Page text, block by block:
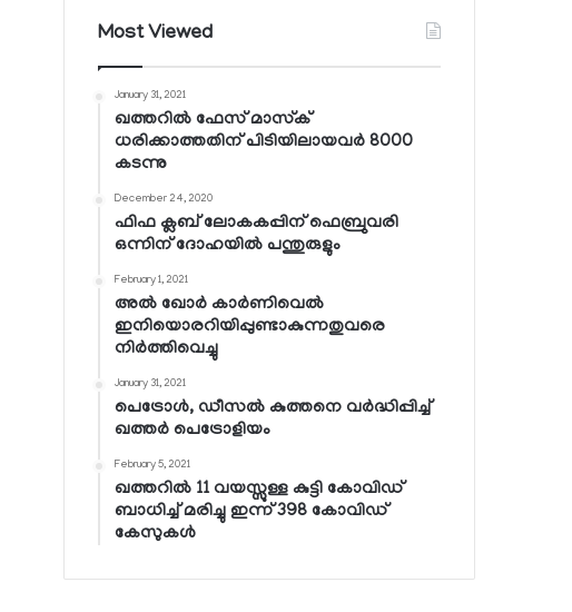
Most Viewed
January 31, 2021
ഖത്തറില്‍ ഫേസ് മാസ്‌ക്
ധരിക്കാത്തതിന് പിടിയിലായവര്‍ 8000
കടന്നു
December 24, 2020
ഫിഫ ക്ലബ് ലോകകപ്പിന് ഫെബ്രുവരി
ഒന്നിന് ദോഹയില്‍ പന്തുരുളും
February 1, 2021
അല്‍ ഖോര്‍ കാര്‍ണിവെല്‍
ഇനിയൊരറിയിപ്പുണ്ടാകുന്നതുവരെ
നിര്‍ത്തിവെച്ചു
January 31, 2021
പെട്രോള്‍, ഡീസല്‍ കുത്തനെ വര്‍ദ്ധിപ്പിച്ച്
ഖത്തര്‍ പെട്രോളിയം
February 5, 2021
ഖത്തറില്‍ 11 വയസ്സുള്ള കുട്ടി കോവിഡ്
ബാധിച്ച് മരിച്ചു ഇന്ന് 398 കോവിഡ്
കേസുകള്‍